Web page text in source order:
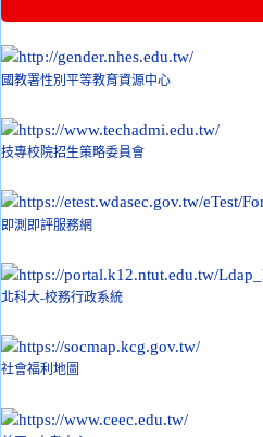
國教署性別平等教育資源中心
技專校院招生策略委員會
即測即評服務網
北科大-校務行政系統
社會福利地圖